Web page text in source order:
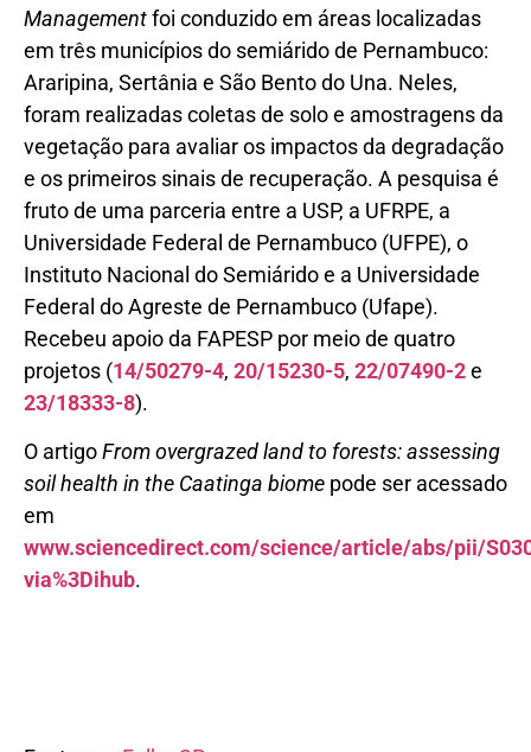
Managementfoi conduzido em áreas localizadas
em três municípios do semiárido de Pernambuco:
Araripina, Sertânia e São Bento do Una. Neles,
foram realizadas coletas de solo e amostragens da
vegetação para avaliar os impactos da degradação
e os primeiros sinais de recuperação. A pesquisa é
fruto de uma parceria entre a USP, a UFRPE, a
Universidade Federal de Pernambuco (UFPE), o
Instituto Nacional do Semiárido e a Universidade
Federal do Agreste de Pernambuco (Ufape).
Recebeu apoio da FAPESP por meio de quatro
projetos (14/50279-4, 20/15230-5, 22/07490-2e
23/18333-8).
O artigoFrom overgrazed land to forests: assessing
soil health in the Caatinga biome pode ser acessado
em
www.sciencedirect.com/science/article/abs/pii/
via%3Dihub.